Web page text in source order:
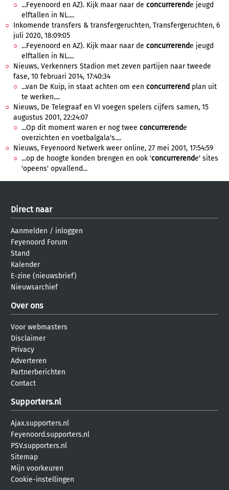
...Feyenoord en AZ). Kijk maar naar de concurrerende jeugd
elftallen in NL....
Inkomende transfers & transfergeruchten, Transfergeruchten, 6
juli 2020, 18:09:05
...Feyenoord en AZ). Kijk maar naar de concurrerende jeugd
elftallen in NL....
Nieuws, Verkenners Stadion met zeven partijen naar tweede
fase, 10 februari 2014, 17:40:34
...van De Kuip, in staat achten om een concurrerend plan uit
te werken....
Nieuws, De Telegraaf en VI voegen spelers cijfers samen, 15
augustus 2001, 22:24:07
...Op dit moment waren er nog twee concurrerende
overzichten en voetbalgala's....
Nieuws, Feyenoord Netwerk weer online, 27 mei 2001, 17:54:59
...op de hoogte konden brengen en ook 'concurrerende' sites
'opeens' opvallend...
Direct naar
Aanmelden / inloggen
Feyenoord Forum
Stand
Kalender
E-zine (nieuwsbrief)
Nieuwsarchief
Over ons
Voor webmasters
Disclaimer
Privacy
Adverteren
Partnerberichten
Contact
Supporters.nl
Ajax.supporters.nl
Feyenoord.supporters.nl
PSV.supporters.nl
Sitemap
Mijn voorkeuren
Cookie-instellingen